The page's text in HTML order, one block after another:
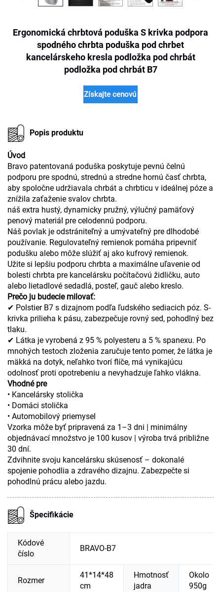
Ergonomická chrbtová poduška S krivka podpora
spodného chrbta poduška pod chrbet
kancelárskeho kresla podložka pod chrbát
podložka pod chrbát B7
Získajte cenovú ponuku
Popis produktu
Úvod
Bravo patentovaná poduška poskytuje pevnú čelnú
podporu pre spodnú, strednú a stredne hornú časť chrbta,
aby spoločne udržiavala chrbát a chrbticu v ideálnej póze a
znížila zaťaženie svalov chrbta.
náš extra hustý, dynamicky pružný, výlučný pamäťový
penový materiál pre celodennú podporu.
Náš povlak je odstrániteľný a umývateľný pre dlhodobé
používanie. Regulovateľný remienok pomáha pripevniť
podušku alebo môže slúžiť aj ako kufrový remienok.
Užite si lepšiu podporu chrbta a maximálne uľavenie od
bolesti chrbta pre kancelársku počítačovú židličku, auto
alebo lietadlové sedadlá, posteľ, gauč alebo kreslo.
Prečo ju budecie milovať:
✔ Polstier B7 s dizajnom podľa ľudského sediacich póz. S-
krivka prilieha k pásu, zabezpečuje rovný sed, pohodlný bez
tlaku.
✔ Látka je vyrobená z 95 % polyesteru a 5 % spanexu. Po
mnohých testoch zloženia zaručuje tento pomer, že látka je
mäkká na dotyk, neľahko tvorí flíče, má vynikajúcu
odolnosť proti opotrebeniu a nevyhadzuje ľahko vlákna.
Vhodné pre
• Kancelársky stolička
• Domáci stolička
• Automobilový priemysel
Vzorka môže byť pripravená za 1–3 dni | minimálny
objednávací množstvo je 100 kusov | výroba trvá približne
30 dní.
Zdvihnite svoju kancelársku skúsenosť – dokonalé
spojenie pohodlia a zdravého dizajnu. Zabezpečte si
pohodlnú prácu alebo jazdu.
Špecifikácie
Kódové
číslo
BRAVO-B7
Rozmer
41*14*48
cm
Hmotnosť
jadra
Okolo
950g